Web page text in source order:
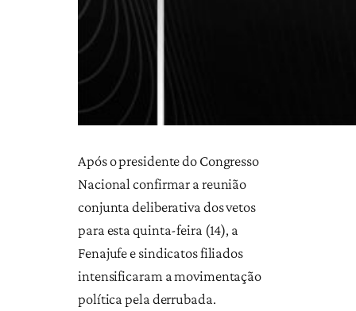
Após o presidente do Congresso
Nacional confirmar a reunião
conjunta deliberativa dos vetos
para esta quinta-feira (14), a
Fenajufe e sindicatos filiados
intensificaram a movimentação
política pela derrubada.